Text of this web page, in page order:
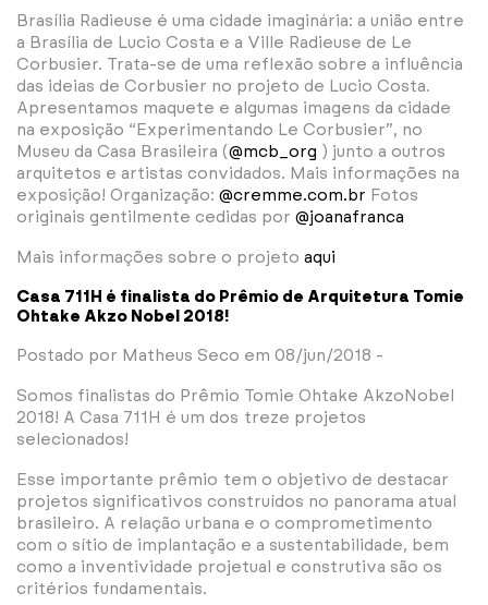
Brasília Radieuse é uma cidade imaginária: a união entre
a Brasília de Lucio Costa e a Ville Radieuse de Le
Corbusier. Trata-se de uma reflexão sobre a influência
das ideias de Corbusier no projeto de Lucio Costa.
Apresentamos maquete e algumas imagens da cidade
na exposição “Experimentando Le Corbusier”, no
Museu da Casa Brasileira (@mcb_org ) junto a outros
arquitetos e artistas convidados. Mais informações na
exposição! Organização: @cremme.com.br Fotos
originais gentilmente cedidas por @joanafranca
Mais informações sobre o projeto aqui
Casa 711H é finalista do Prêmio de Arquitetura Tomie
Ohtake Akzo Nobel 2018!
Postado por Matheus Seco em 08/jun/2018 -
Somos finalistas do Prêmio Tomie Ohtake AkzoNobel
2018! A Casa 711H é um dos treze projetos
selecionados!
Esse importante prêmio tem o objetivo de destacar
projetos significativos construídos no panorama atual
brasileiro. A relação urbana e o comprometimento
com o sítio de implantação e a sustentabilidade, bem
como a inventividade projetual e construtiva são os
critérios fundamentais.